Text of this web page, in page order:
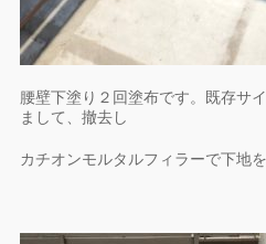
腰壁下塗り２回塗布です。既存サ
まして、撤去し
カチオンモルタルフィラーで下地